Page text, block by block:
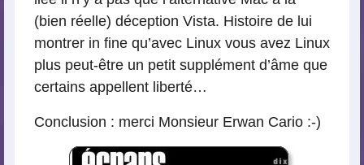
(bien réelle) déception Vista. Histoire de lui
montrer in fine qu’avec Linux vous avez Linux
plus peut-être un petit supplément d’âme que
certains appellent liberté…
Conclusion : merci Monsieur Erwan Cario :-)